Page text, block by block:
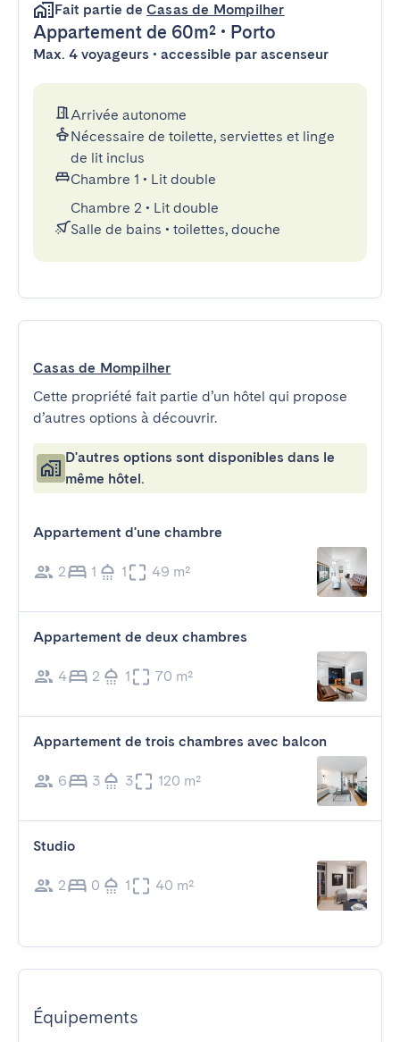
Fait partie de Casas de Mompilher
Appartement de 60m² • Porto
Max. 4 voyageurs • accessible par ascenseur
Arrivée autonome
Nécessaire de toilette, serviettes et linge
de lit inclus
Chambre 1 • Lit double
Chambre 2 • Lit double
Salle de bains • toilettes, douche
Casas de Mompilher
Cette propriété fait partie d’un hôtel qui propose
d’autres options à découvrir.
D'autres options sont disponibles dans le
même hôtel.
Appartement d'une chambre
2 1 1 49 m²
Appartement de deux chambres
4 2 1 70 m²
Appartement de trois chambres avec balcon
6 3 3 120 m²
Studio
2 0 1 40 m²
Équipements